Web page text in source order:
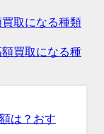
取になる種類